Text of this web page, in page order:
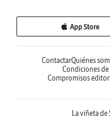
App Store
ContactarQuiénes
Condiciones de
Compromisos
La viñeta de